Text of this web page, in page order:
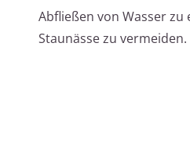
Abfließen von Wasser
Staunässe zu vermeiden.